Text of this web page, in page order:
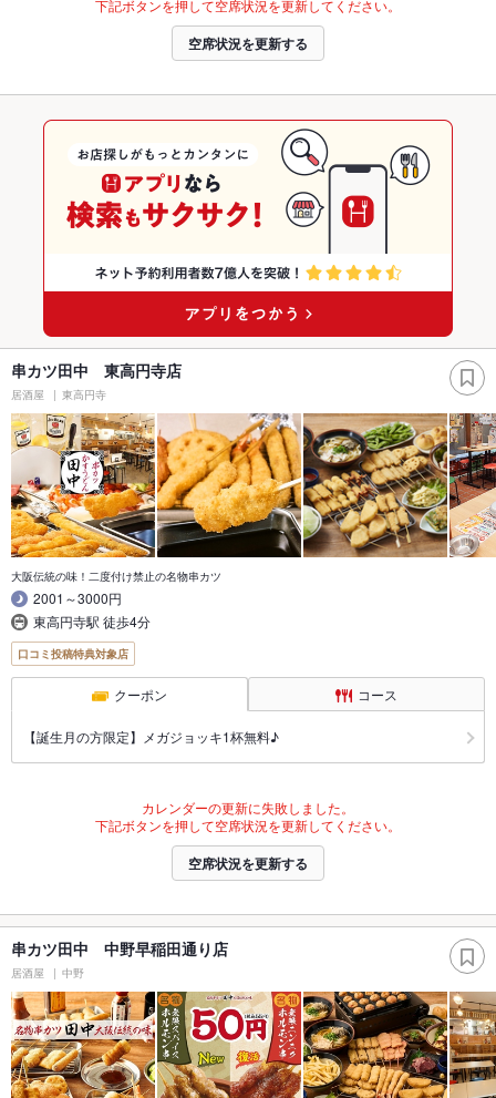
下記ボタンを押して空席状況を更新してください。
空席状況を更新する
串カツ田中 東高円寺店
居酒屋 東高円寺
大阪伝統の味！二度付け禁止の名物串カツ
2001～3000円
東高円寺駅 徒歩4分
口コミ投稿特典対象店
クーポン コース
【誕生月の方限定】メガジョッキ1杯無料♪
カレンダーの更新に失敗しました。
下記ボタンを押して空席状況を更新してください。
空席状況を更新する
串カツ田中 中野早稲田通り店
居酒屋 中野